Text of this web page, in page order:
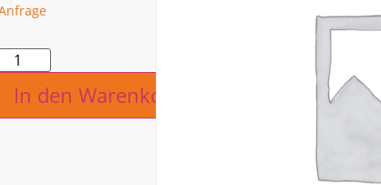
In den Warenkorb